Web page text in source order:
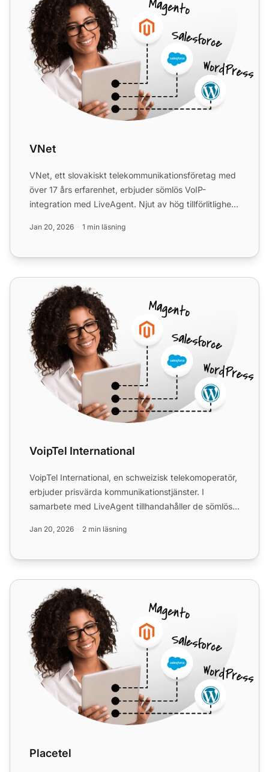
VNet
VNet, ett slovakiskt telekommunikationsföretag med
över 17 års erfarenhet, erbjuder sömlös VoIP-
integration med LiveAgent. Njut av hög tillförlitlighet,
Jan 20, 2026 1 min läsning
VoipTel International
VoipTel International
VoipTel International, en schweizisk telekomoperatör,
erbjuder prisvärda kommunikationstjänster. I
samarbete med LiveAgent tillhandahåller de sömlös
Jan 20, 2026 2 min läsning
Placetel
Placetel